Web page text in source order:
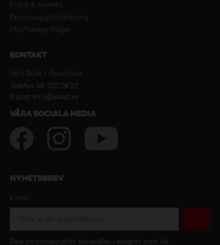
Policy & cookies
Personuppgiftshantering
FAQ/Vanliga frågor
Kontakt
Hitta Butik / Öppettider
Telefon:08-720 28 22
E-post:Info@assist.se
Våra sociala media
Nyhetsbrev
E-post
Dina personuppgifter behandlas i enlighet med vår